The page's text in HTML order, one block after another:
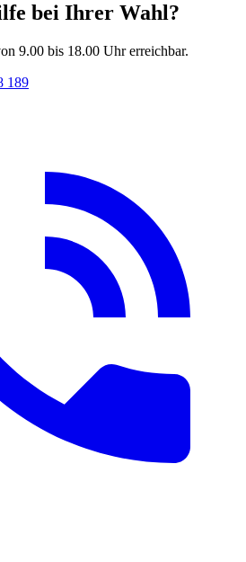
bei Ihrer Wahl?
9.00 bis 18.00 Uhr erreichbar.
189